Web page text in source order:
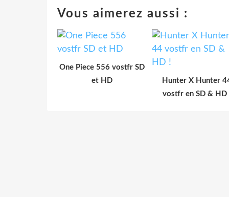
Vous aimerez aussi :
One Piece 556 vostfr SD
et HD
Hunter X Hunter
vostfr en SD & HD